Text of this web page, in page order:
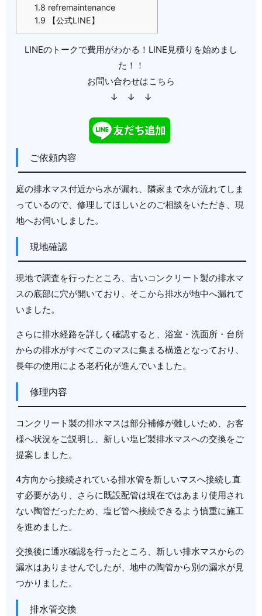
1.8 refremaintenance
1.9 【公式LINE】
LINEのトークで費用がわかる！LINE見積りを始めまし
た！！
お問い合わせはこちら
↓ ↓ ↓
ご依頼内容
庭の排水マス付近から水が漏れ、隣家まで水が流れてしま
っているので、修理してほしいとのご相談をいただき、現
地へお伺いしました。
現地確認
現地で調査を行ったところ、古いコンクリート製の排水マ
スの底部に穴が開いており、そこから排水が地中へ漏れて
いました。
さらに排水経路を詳しく確認すると、浴室・洗面所・台所
からの排水がすべてこのマスに集まる構造となっており、
長年の使用による老朽化が進んでいました。
修理内容
コンクリート製の排水マスは部分補修が難しいため、お客
様へ状況をご説明し、新しい塩ビ製排水マスへの交換をご
提案しました。
4方向から接続されている排水管を新しいマスへ接続し直
す必要があり、さらに既設配管は現在ではあまり使用され
ない陶管だったため、塩ビ管へ接続できるよう慎重に施工
を進めました。
交換後に通水確認を行ったところ、新しい排水マスからの
漏水はありませんでしたが、地中の陶管から別の漏水が見
つかりました。
排水管交換